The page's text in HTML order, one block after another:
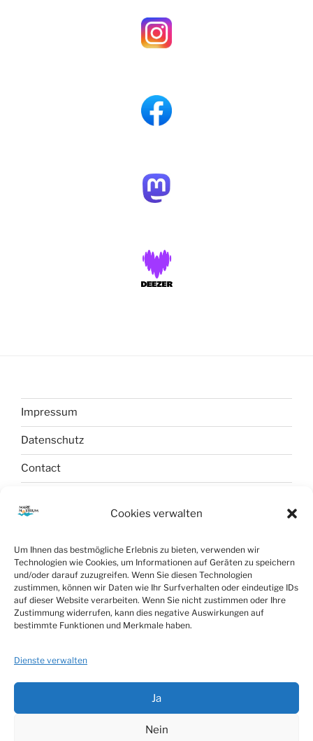
Cookies verwalten
Um Ihnen das bestmögliche Erlebnis zu bieten, verwenden wir
Technologien wie Cookies, um Informationen auf Geräten zu speichern
und/oder darauf zuzugreifen. Wenn Sie diesen Technologien
zustimmen, können wir Daten wie Ihr Surfverhalten oder eindeutige IDs
auf dieser Website verarbeiten. Wenn Sie nicht zustimmen oder Ihre
Zustimmung widerrufen, kann dies negative Auswirkungen auf
bestimmte Funktionen und Merkmale haben.
Dienste verwalten
Ja
Nein
Impressum
Datenschutz
Contact